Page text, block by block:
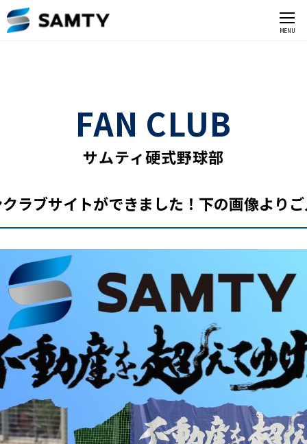
CLOSE
MENU
FAN CLUB
サムティ硬式野球部
ラブサイトができました！下の画像より